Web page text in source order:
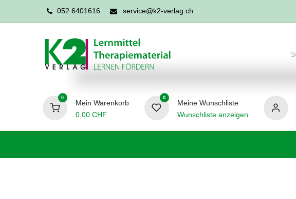
052 6401616 service@k2-verlag.ch
0
Mein Warenkorb
0,00CHF
0
Meine Wunschliste
Wunschliste anzeigen